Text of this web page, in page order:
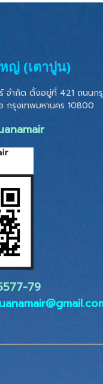
ญ่ (เตาปูน)
จำกัด ตั้งอยู่ที่ 421 ถนนก
กรุงเทพมหานคร 10800
79